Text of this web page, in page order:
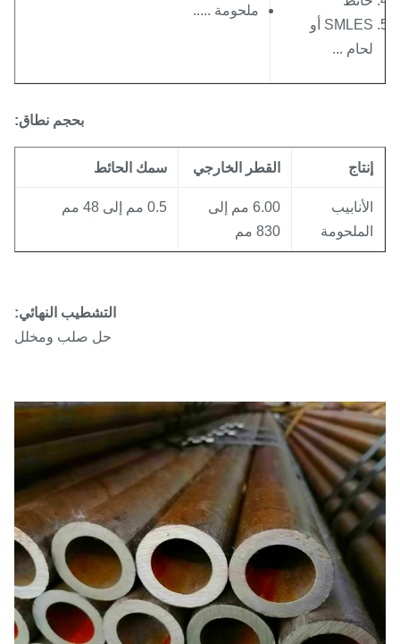
SMLES أو
...
ملحومة .....
بحجمنطاق:
القطر الخارجي سمك الحائط
6.00 مم إلى
التشطيب النهائي:
حل صلب ومخلل